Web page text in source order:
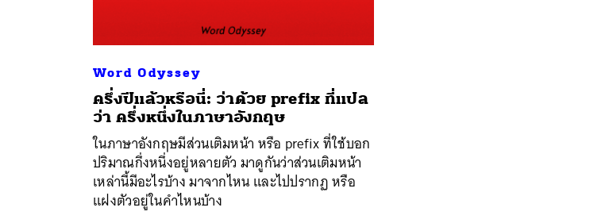
Word Odyssey
ครึ่งปีแล้วหรือนี่: ว่าด้วย prefix ที่แปล
ว่า ครึ่งหนึ่งในภาษาอังกฤษ
ในภาษาอังกฤษมีส่วนเติมหน้า หรือ prefix ที่ใช้บอก
ปริมาณกึ่งหนึ่งอยู่หลายตัว มาดูกันว่าส่วนเติมหน้า
เหล่านี้มีอะไรบ้าง มาจากไหน และไปปรากฏ หรือ
แฝงตัวอยู่ในคำไหนบ้าง